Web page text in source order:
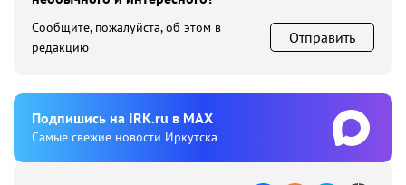
Сообщите, пожалуйста, об этом в
редакцию
Отправить
Подпишиcь на IRK.ru в MAX
Cамые свежие новости Иркутска